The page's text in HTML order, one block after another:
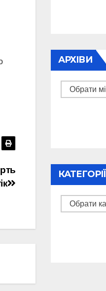
АРХІВИ
Архіви
КАТЕГОРІЇ
Категорії